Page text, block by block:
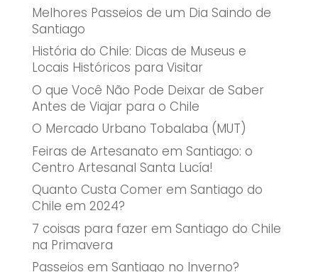
Melhores Passeios de um Dia Saindo de
Santiago
História do Chile: Dicas de Museus e
Locais Históricos para Visitar
O que Você Não Pode Deixar de Saber
Antes de Viajar para o Chile
O Mercado Urbano Tobalaba (MUT)
Feiras de Artesanato em Santiago: o
Centro Artesanal Santa Lucía!
Quanto Custa Comer em Santiago do
Chile em 2024?
7 coisas para fazer em Santiago do Chile
na Primavera
Passeios em Santiago no Inverno?